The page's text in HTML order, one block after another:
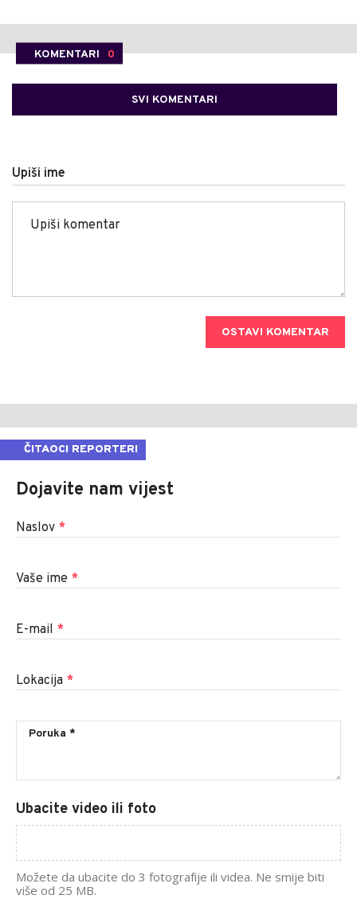
KOMENTARI 0
SVI KOMENTARI
Upiši ime
OSTAVI KOMENTAR
ČITAOCI REPORTERI
Dojavite nam vijest
Naslov *
Vaše ime *
E-mail *
Lokacija *
Ubacite video ili foto
Možete da ubacite do 3 fotografije ili videa. Ne smije biti
više od 25 MB.